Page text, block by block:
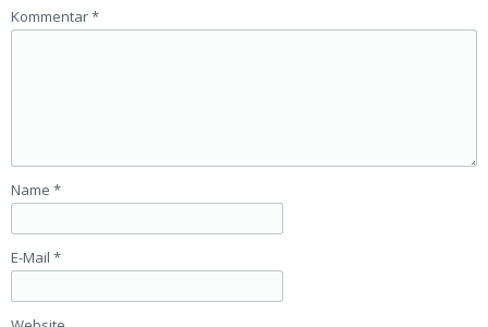
Kommentar*
Name *
E-Mail *